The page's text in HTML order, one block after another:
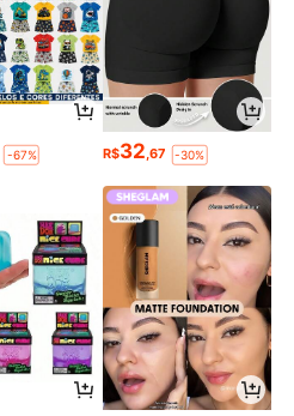
-67% R$32,67 -30%